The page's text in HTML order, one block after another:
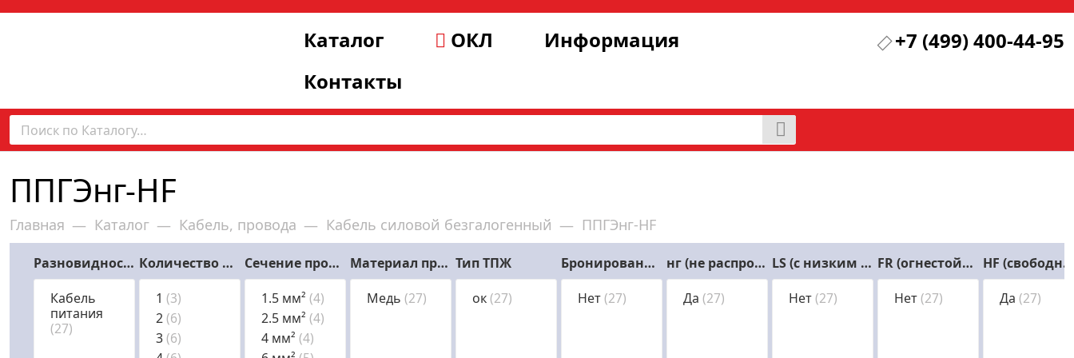
Каталог ОКЛ
Информация
Контакты
+7 (499) 400-44-95
ППГЭнг-HF
Главная — Каталог — Кабель, провода — Кабель силовой безгалогенный — ППГЭнг-HF
Разновидности кабеля
Кабель
питания
(27)
Количество жил
1 (3)
2(6)
3(6)
Сечение проводника (номинальное)
1.5 мм² (4)
2.5 мм² (4)
4 мм² (4)
Материал проводника
Медь (27)
Тип ТПЖ
ок(27)
Бронированный
Нет(27)
нг (не распространяющий горение)
Да (27)
LS (с низким дымовыделением)
Нет(27)
FR (огнестойкий)
Нет(27)
HF (свободный от галогенов)
Да (27)